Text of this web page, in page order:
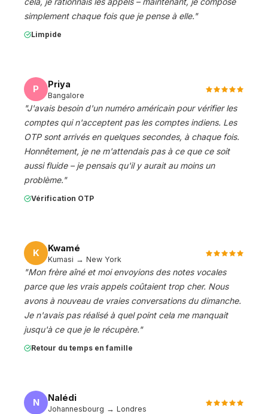
simplement chaque fois que je pense à elle."
Limpide
P Priya
Bangalore
"J'avais besoin d'un numéro américain pour vérifier les
comptes qui n'acceptent pas les comptes indiens. Les
OTP sont arrivés en quelques secondes, à chaque fois.
Honnêtement, je ne m'attendais pas à ce que ce soit
aussi fluide – je pensais qu'il y aurait au moins un
problème."
Vérification OTP
K Kwamé
Kumasi → New York
"Mon frère aîné et moi envoyions des notes vocales
parce que les vrais appels coûtaient trop cher. Nous
avons à nouveau de vraies conversations du dimanche.
Je n'avais pas réalisé à quel point cela me manquait
jusqu'à ce que je le récupère."
Retour du temps en famille
N Nalédi
Johannesbourg → Londres